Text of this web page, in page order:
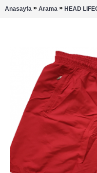
Anasayfa » Arama » HEAD